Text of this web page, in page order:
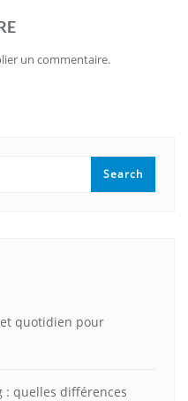
un commentaire.
quotidien pour
: quelles différences